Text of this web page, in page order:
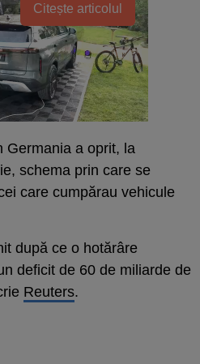
Citește articolul
Germania a oprit, la
schema prin care se
care cumpărau vehicule
după ce o hotărâre
deficit de 60 de miliarde de
Reuters.